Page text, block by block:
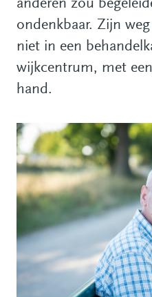
anderen zou
ondenkbaar. Zijn
niet in een
wijkcentrum, met
hand.